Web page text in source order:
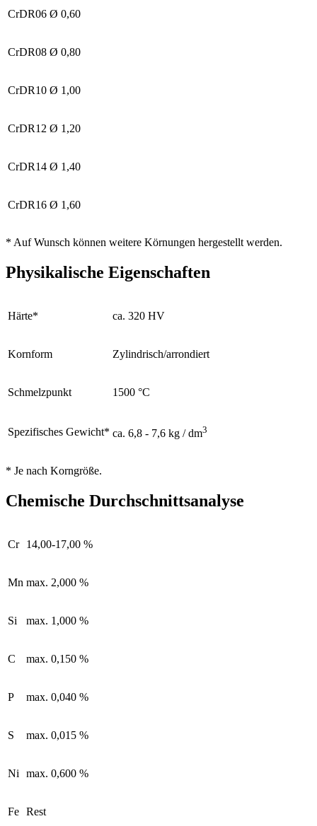
CrDR06 Ø 0,60
CrDR08 Ø 0,80
CrDR10 Ø 1,00
CrDR12 Ø 1,20
CrDR14 Ø 1,40
CrDR16 Ø 1,60
* Auf Wunsch können weitere Körnungen hergestellt werden.
Physikalische Eigenschaften
Härte* ca. 320 HV
Kornform Zylindrisch/arrondiert
Schmelzpunkt 1500 °C
Spezifisches Gewicht* ca. 6,8 - 7,6 kg / dm3
* Je nach Korngröße.
Chemische Durchschnittsanalyse
Cr 14,00-17,00 %
Mn max. 2,000 %
Si max. 1,000 %
C max. 0,150 %
P max. 0,040 %
S max. 0,015 %
Ni max. 0,600 %
Fe Rest